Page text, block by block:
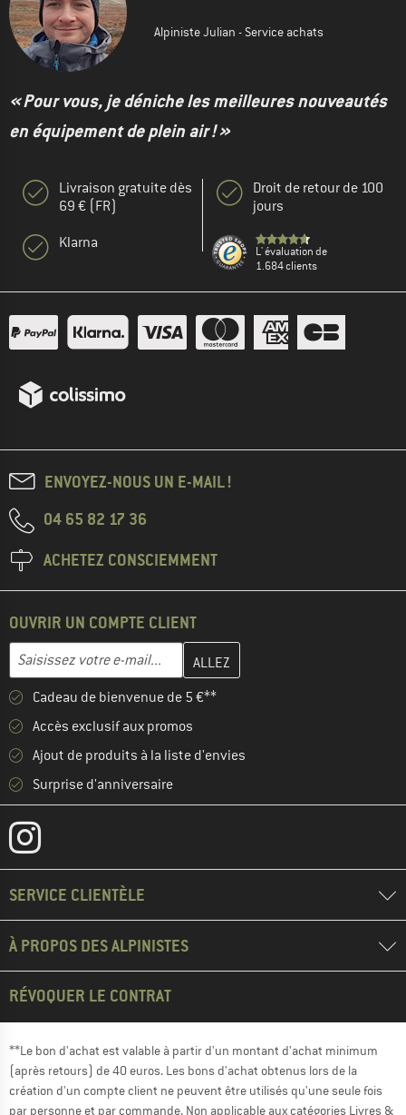
Alpiniste Julian - Service achats
« Pour vous, je déniche les meilleures nouveautés
en équipement de plein air ! »
Livraison gratuite dès
69 € (FR)
Klarna
Droit de retour de 100
jours
L' évaluation de
1.684 clients
ENVOYEZ-NOUS UN E-MAIL !
04 65 82 17 36
ACHETEZ CONSCIEMMENT
OUVRIR UN COMPTE CLIENT
Adresse e-mail
Entrez votre adresse e-mail ici et créez votre compte client à la
Cadeau de bienvenue de 5 €**
Accès exclusif aux promos
Ajout de produits à la liste d'envies
Surprise d'anniversaire
SERVICE CLIENTÈLE
À PROPOS DES ALPINISTES
RÉVOQUER LE CONTRAT
**Le bon d'achat est valable à partir d'un montant d'achat minimum
(après retours) de 40 euros. Les bons d'achat obtenus lors de la
création d'un compte client ne peuvent être utilisés qu'une seule fois
par personne et par commande. Non applicable aux catégories Livres &